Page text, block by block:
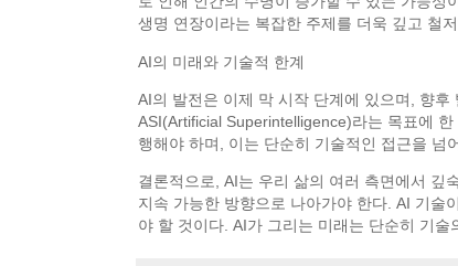
생명 연장이라는 복잡한 주제를 더욱 깊고 철
AI의 미래와 기술적 한계
AI의 발전은 이제 막 시작 단계에 있으며, 향
ASI(Artificial Superintelligence)라는 목표에
행해야 하며, 이는 단순히 기술적인 접근을 넘
결론적으로, AI는 우리 삶의 여러 측면에서 깊
지속 가능한 방향으로 나아가야 한다. AI 기술
야 할 것이다. AI가 그리는 미래는 단순히 기